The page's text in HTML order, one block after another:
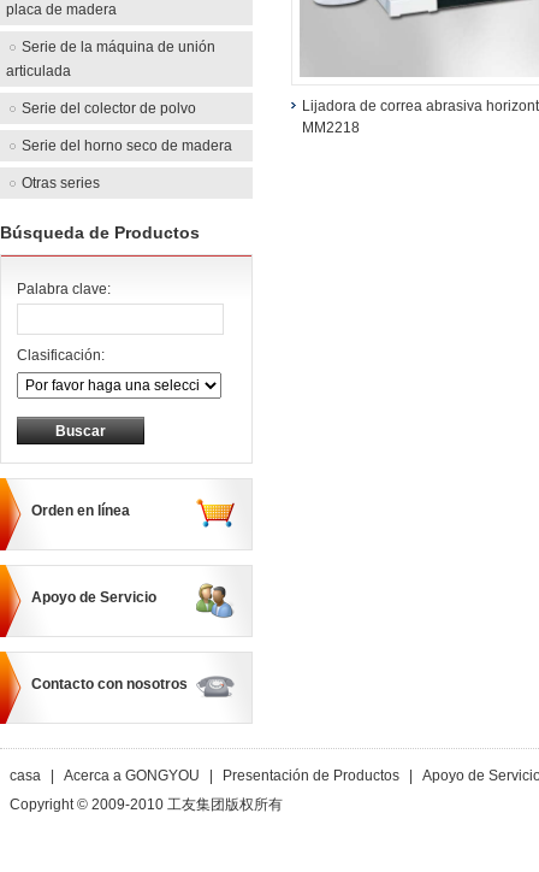
placa de madera
Serie de la máquina de unión
articulada
Serie del colector de polvo
Serie del horno seco de madera
Otras series
Búsqueda de Productos
Palabra clave:
Clasificación:
Orden en línea
Apoyo de Servicio
Contacto con nosotros
Lijadora de correa abrasiva
MM2218
casa Acerca a GONGYOU Presentación de Productos
Apoyo de
Copyright © 2009-2010 工友集团版权所有